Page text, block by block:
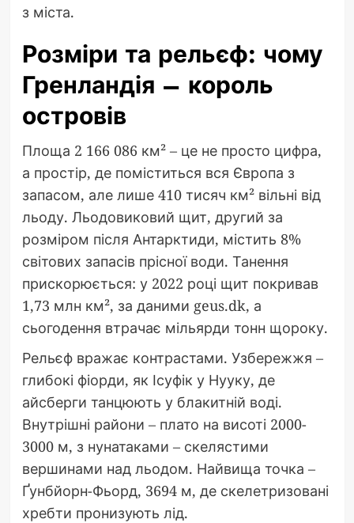
з міста.
Розміри та рельєф: чому
Гренландія – король
островів
Площа 2 166 086 км² – це не просто цифра,
а простір, де поміститься вся Європа з
запасом, але лише 410 тисяч км² вільні від
льоду. Льодовиковий щит, другий за
розміром після Антарктиди, містить 8%
світових запасів прісної води. Танення
прискорюється: у 2022 році щит покривав
1,73 млн км², за даними geus.dk, а
сьогодення втрачає мільярди тонн щороку.
Рельєф вражає контрастами. Узбережжя –
глибокі фіорди, як Ісуфік у Нууку, де
айсберги танцюють у блакитній воді.
Внутрішні райони – плато на висоті 2000-
3000 м, з нунатаками – скелястими
вершинами над льодом. Найвища точка –
Ґунбйорн-Фьорд, 3694 м, де скелетризовані
хребти пронизують лід.